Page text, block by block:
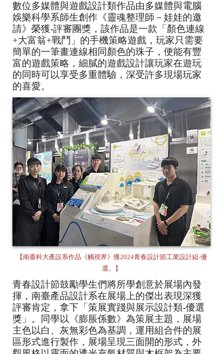
數位多媒體與遊戲設計類作品由多媒體與電腦
娛樂科學系師生創作《靈魂整理師－娃娃的邀
請》榮獲-評審團獎，該作品是一款「顏色連線
+大富翁+戰鬥」的手機策略遊戲，玩家只需要
簡單的一筆畫連線相同顏色的珠子，便能有豐
富的遊戲策略，細膩的遊戲設計讓玩家在遊玩
的同時可以享受多重體驗，深受許多現場玩家
的喜愛。
【南臺科大產設系作品《觸視界》獲2024青春設計節工業設計組-優
選。】
青春設計節鼓勵學生們將所學創意於展場內發
揮，南臺產品設計系在展場上的傑出表現深獲
評審肯定，拿下「策展實踐與展示設計類-優選
獎」。同學以《膨脹係數》為策展主題，展場
主色以白、灰無彩色為基調，運用組合件的展
區形式進行製作，展場呈現三面開的形式，外